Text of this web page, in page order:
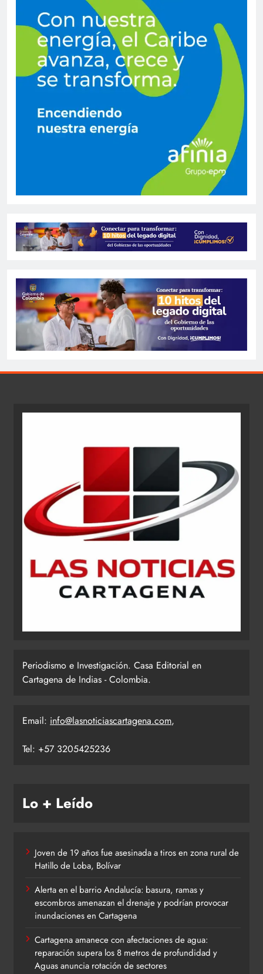
Periodismo e Investigación. Casa Editorial en
Cartagena de Indias - Colombia.
Email: info@lasnoticiascartagena.com,
Tel: +57 3205425236
Lo + Leído
Joven de 19 años fue asesinada a tiros en zona rural de
Hatillo de Loba, Bolívar
Alerta en el barrio Andalucía: basura, ramas y
escombros amenazan el drenaje y podrían provocar
inundaciones en Cartagena
Cartagena amanece con afectaciones de agua:
reparación supera los 8 metros de profundidad y
Aguas anuncia rotación de sectores